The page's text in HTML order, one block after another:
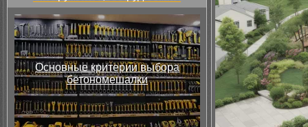
Основные критерии выбора
бетономешалки